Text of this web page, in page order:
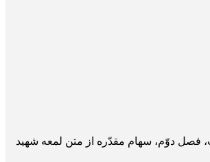
فصل دوّم، سهام مقدّره از متن لمعه شهید